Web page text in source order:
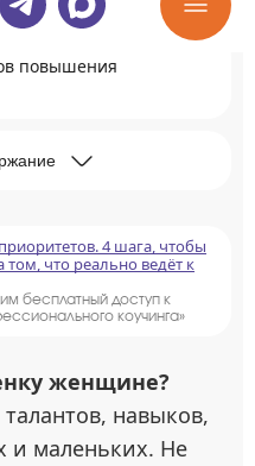
повышения
4 шага, чтобы
том, что реально ведёт к
бесплатный доступ к
коучинга»
женщине?
навыков,
маленьких. Не